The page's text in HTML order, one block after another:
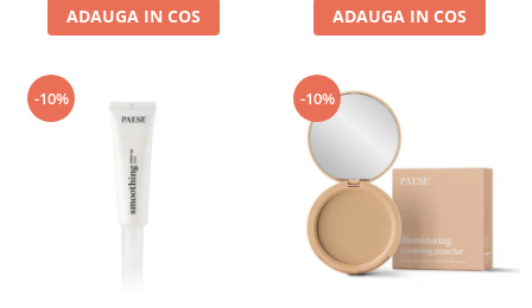
ADAUGA IN COS ADAUGA IN COS
-10% -10%